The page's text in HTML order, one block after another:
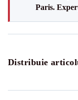
Paris.
Distribuie